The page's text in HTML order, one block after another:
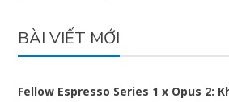
BÀI VIẾT MỚI
Fellow Espresso Series 1 x Opus 2: